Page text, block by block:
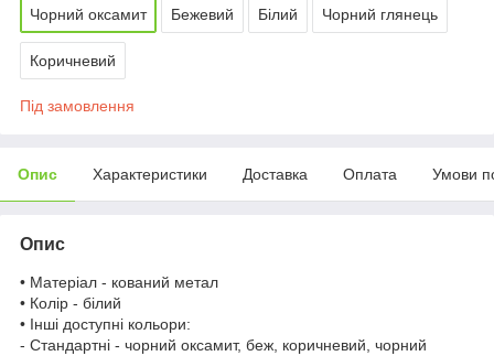
Чорний оксамит Бежевий Білий Чорний глянець
Коричневий
Під замовлення
Опис Характеристики Доставка Оплата Умови
Опис
• Матеріал - кований метал
• Колір - білий
• Інші доступні кольори:
- Стандартні - чорний оксамит, беж, коричневий, чорний